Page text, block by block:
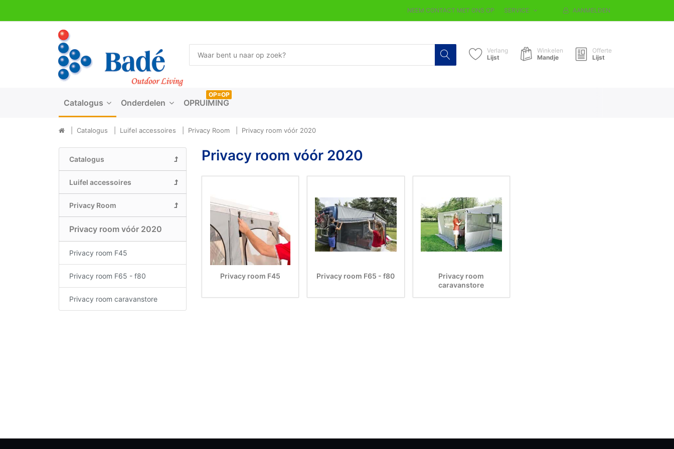
NEEM CONTACT MET ONS OP SERVICE AANMELDEN
Verlang
Lijst
Winkelen
Mandje
Offerte
Lijst
Catalogus Onderdelen OPRUIMING
OP=OP
Catalogus Luifel accessoires Privacy Room Privacy room vóór 2020
Catalogus
Luifel accessoires
Privacy Room
Privacy room vóór 2020
Privacy room F45
Privacy room F65 - f80
Privacy room caravanstore
Privacy room vóór 2020
Privacy room F45 Privacy room F65 - f80
Privacy room
caravanstore